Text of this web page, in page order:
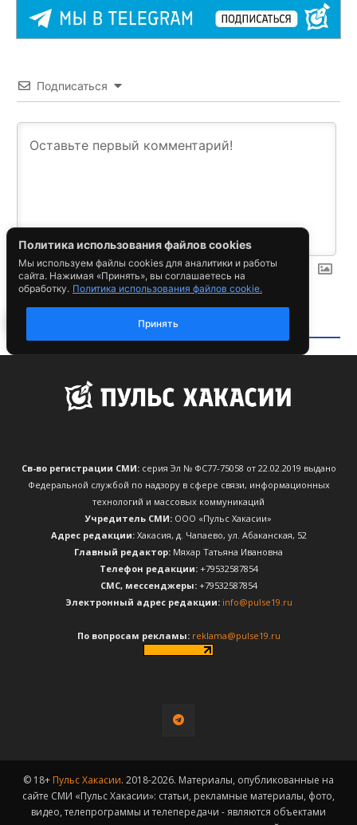
Св-во регистрации СМИ:серия Эл № ФС77-75058 от 22.02.2019 выдано
Федеральной службой по надзору в сфере связи, информационных
технологий и массовых коммуникаций
Учредитель СМИ: ООО «Пульс Хакасии»
Адрес редакции:Хакасия, д. Чапаево, ул. Абаканская, 52
Главный редактор: Мяхар Татьяна Ивановна
Телефон редакции:+79532587854
CМС, мессенджеры:+79532587854
Электронный адрес редакции: info@pulse19.ru
По вопросам рекламы: reklama@pulse19.ru
© 18+ Пульс Хакасии. 2018-2026. Материалы, опубликованные на
сайте СМИ «Пульс Хакасии»: статьи, рекламные материалы, фото,
видео, телепрограммы и телепередачи - являются объектами